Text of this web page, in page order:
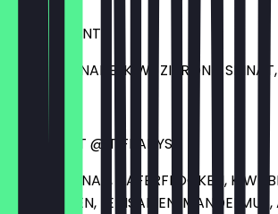
GREEN GIANT
GURKE, BANANE, KIWI, ZITRONE,
BREAKFAST @ TIFFANYS
GURKE, SPINAT, HAFERFLOCKEN, KIWI,
BLAUBEEREN, LEINSAMEN,